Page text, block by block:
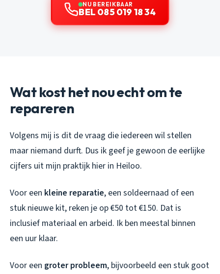
NU BEREIKBAAR
BEL 085 019 18 34
Wat kost het nou echt om te
repareren
Volgens mij is dit de vraag die iedereen wil stellen
maar niemand durft. Dus ik geef je gewoon de eerlijke
cijfers uit mijn praktijk hier in Heiloo.
Voor een kleine reparatie, een soldeernaad of een
stuk nieuwe kit, reken je op €50 tot €150. Dat is
inclusief materiaal en arbeid. Ik ben meestal binnen
een uur klaar.
Voor een groter probleem, bijvoorbeeld een stuk goot